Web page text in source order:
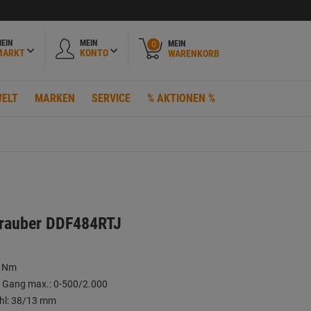
MEIN
KONTO
0 MEIN
WARENKORB
MARKEN SERVICE % AKTIONEN %
DDF484RTJ
max.: 0-500/2.000
38/13 mm